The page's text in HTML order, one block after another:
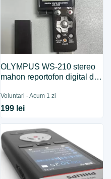
OLYMPUS WS-210 stereo
mahon reportofon digital de
Voluntari - Acum 1 zi
199 lei